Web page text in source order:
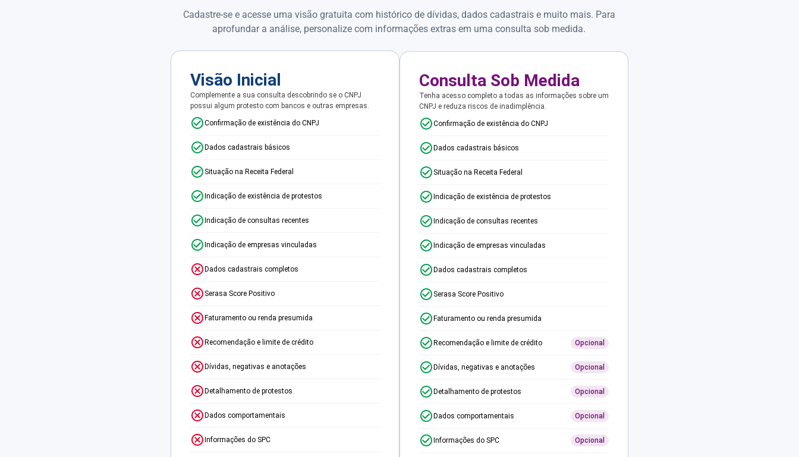
Cadastre-se e acesse uma visão gratuita com histórico de dívidas, dados cadastrais e muito mais. Para
aprofundar a análise, personalize com informações extras em uma consulta sob medida.
Visão Inicial
Complemente a sua consulta descobrindo se o CNPJ
possui algum protesto com bancos e outras empresas.
Confirmação de existência do CNPJ
Dados cadastrais básicos
Situação na Receita Federal
Indicação de existência de protestos
Indicação de consultas recentes
Indicação de empresas vinculadas
Dados cadastrais completos
Serasa Score Positivo
Faturamento ou renda presumida
Recomendação e limite de crédito
Dívidas, negativas e anotações
Detalhamento de protestos
Dados comportamentais
Informações do SPC
Consulta Sob Medida
Tenha acesso completo a todas as informações sobre um
CNPJ e reduza riscos de inadimplência.
Confirmação de existência do CNPJ
Dados cadastrais básicos
Situação na Receita Federal
Indicação de existência de protestos
Indicação de consultas recentes
Indicação de empresas vinculadas
Dados cadastrais completos
Serasa Score Positivo
Faturamento ou renda presumida
Recomendação e limite de crédito Opcional
Dívidas, negativas e anotações Opcional
Detalhamento de protestos Opcional
Dados comportamentais Opcional
Informações do SPC Opcional